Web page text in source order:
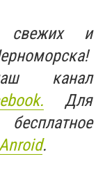
свежих и
канал
Для
.